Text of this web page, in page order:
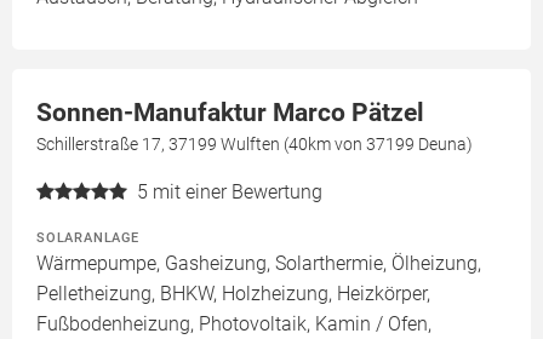
Sonnen-Manufaktur Marco Pätzel
Schillerstraße 17, 37199 Wulften (40km von 37199 Deuna)
5 mit einer Bewertung
SOLARANLAGE
Wärmepumpe, Gasheizung, Solarthermie, Ölheizung,
Pelletheizung, BHKW, Holzheizung, Heizkörper,
Fußbodenheizung, Photovoltaik, Kamin / Ofen,